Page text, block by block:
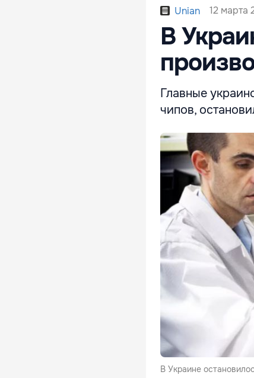
Unian 12 марта
В
Главные
чипов,
В Украине